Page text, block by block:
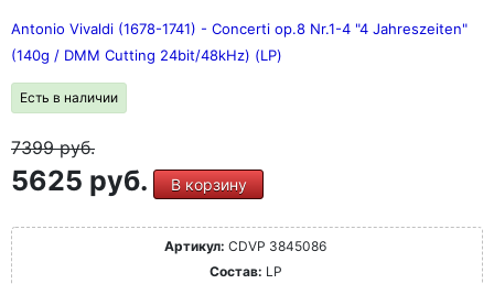
Antonio Vivaldi (1678-1741) - Concerti op.8 Nr.1-4 "4 Jahreszeiten"
(140g / DMM Cutting 24bit/48kHz) (LP)
Есть в наличии
7399руб.
5625 руб. В корзину
Артикул: CDVP 3845086
Состав: LP